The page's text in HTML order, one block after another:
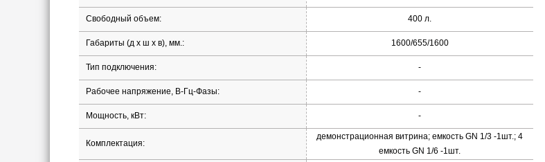
Свободный объем: 400 л.
Габариты (д х ш x в), мм.: 1600/655/1600
Тип подключения: -
Рабочее напряжение, В-Гц-Фазы: -
Мощность, кВт: -
Комплектация:
демонстрационная витрина; емкость GN 1/3 -1шт.; 4
емкость GN 1/6 -1шт.